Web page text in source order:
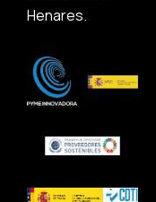
Henares.